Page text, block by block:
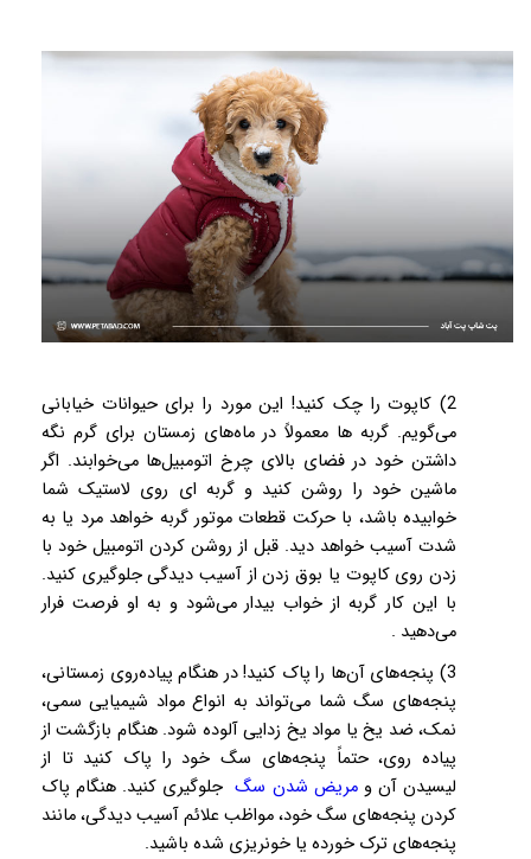
2) کاپوت را چک کنید! این مورد را برای حیوانات خیابانی
می‌گویم. گربه ها معمولاً در ماه‌های زمستان برای گرم نگه
داشتن خود در فضای بالای چرخ اتومبیل‌ها می‌خوابند. اگر
ماشین خود را روشن کنید و گربه ای روی لاستیک شما
خوابیده باشد، با حرکت قطعات موتور گربه خواهد مرد یا به
شدت آسیب خواهد دید. قبل از روشن كردن اتومبیل خود با
زدن روی کاپوت یا بوق زدن از آسیب دیدگی جلوگیری کنید.
با این کار گربه از خواب بیدار می‌شود و به او فرصت فرار
می‌دهید .
3) پنجه‌های آن‌ها را پاک کنید! در هنگام پیاده‌روی زمستانی،
پنجه‌های سگ شما می‌تواند به انواع مواد شیمیایی سمی،
نمک، ضد یخ یا مواد یخ زدایی آلوده شود. هنگام بازگشت از
پیاده روی، حتماً پنجه‌های سگ خود را پاک کنید تا از
لیسیدن آن ومریض شدن سگجلوگیری کنید. هنگام پاک
کردن پنجه‌های سگ خود، مواظب علائم آسیب دیدگی، مانند
پنجه‌های ترک خورده یا خونریزی شده باشید.